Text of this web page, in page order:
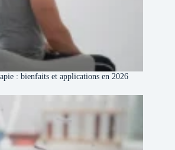
: bienfaits et applications en 2026